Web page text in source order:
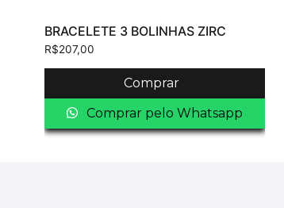
BRACELETE 3 BOLINHAS ZIRC
R$207,00
Comprar
Comprar pelo Whatsapp